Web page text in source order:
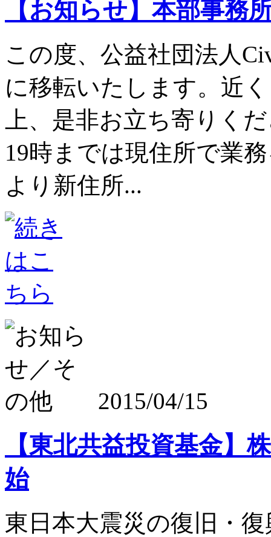
【お知らせ】本部事務
この度、公益社団法人
に移転いたします。近
上、是非お立ち寄りく
19時までは現住所で業
より新住所...
2015/04/15
【東北共益投資基金】
始
東日本大震災の復旧・